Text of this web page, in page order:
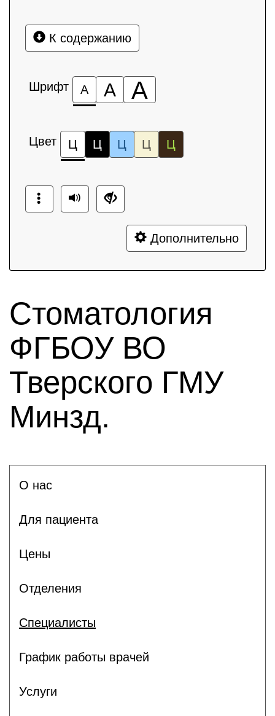
К содержанию
Шрифт А А А
Цвет Ц Ц Ц Ц Ц
Дополнительно
Стоматология
ФГБОУ ВО
Тверского ГМУ
Минзд.
О нас
Для пациента
Цены
Отделения
Специалисты
График работы врачей
Услуги